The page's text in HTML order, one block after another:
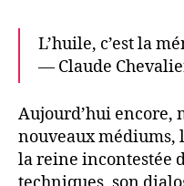
L’huile, c’est la
— Claude
Aujourd’hui encore,
nouveaux médiums,
la reine incontestée